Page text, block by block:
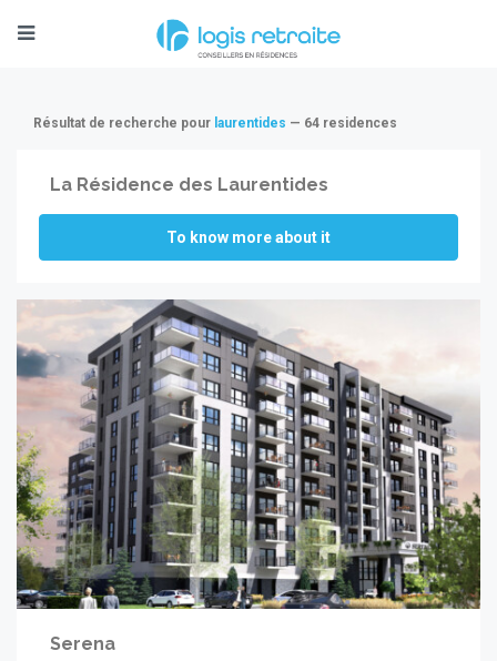
Résultat de recherche pour laurentides — 64 residences
La Résidence des Laurentides
To know more about it
Serena